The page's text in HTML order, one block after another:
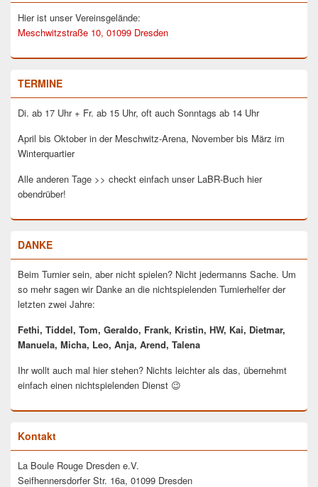
Hier ist unser Vereinsgelände:
Meschwitzstraße 10, 01099 Dresden
TERMINE
Di. ab 17 Uhr + Fr. ab 15 Uhr, oft auch Sonntags ab 14 Uhr
April bis Oktober in der Meschwitz-Arena, November bis März im
Winterquartier
Alle anderen Tage >> checkt einfach unser LaBR-Buch hier
obendrüber!
DANKE
Beim Turnier sein, aber nicht spielen? Nicht jedermanns Sache. Um
so mehr sagen wir Danke an die nichtspielenden Turnierhelfer der
letzten zwei Jahre:
Fethi, Tiddel, Tom, Geraldo, Frank, Kristin, HW, Kai, Dietmar,
Manuela, Micha, Leo, Anja, Arend, Talena
Ihr wollt auch mal hier stehen? Nichts leichter als das, übernehmt
einfach einen nichtspielenden Dienst 😉
Kontakt
La Boule Rouge Dresden e.V.
Seifhennersdorfer Str. 16a, 01099 Dresden